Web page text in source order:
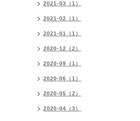
2021-03（1）
2021-02（1）
2021-01（1）
2020-12（2）
2020-09（1）
2020-06（1）
2020-05（2）
2020-04（3）